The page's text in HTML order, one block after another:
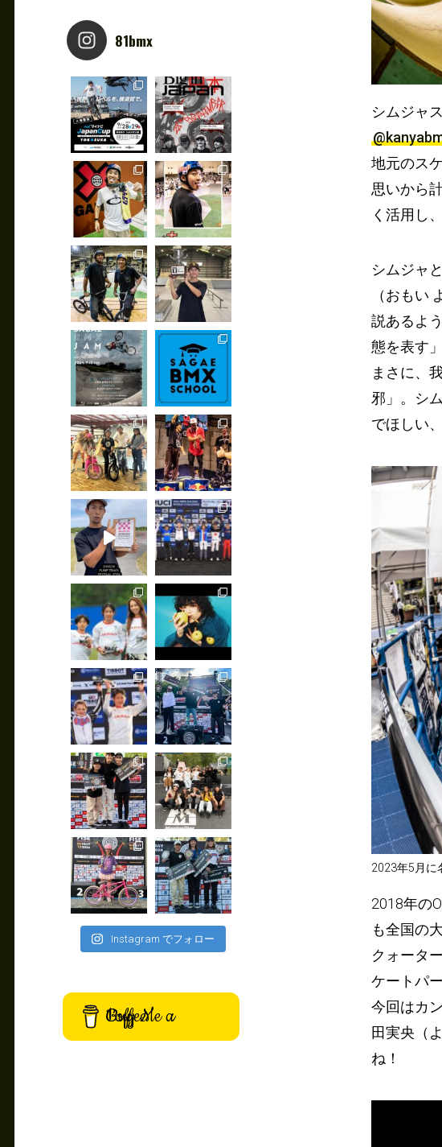
シムジャ
地元のス
思いから
く活用し
シムジャ
（おもい
説あるよ
態を表す
まさに、
邪」。シ
でほしい
2023年5月に
2018年の
も全国の
クォータ
ケートパ
今回はカ
田実央（
ね！
81bmx
Instagram でフォロー
Buy Me a Coffee